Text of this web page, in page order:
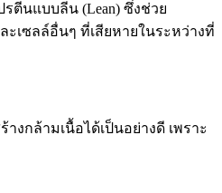
ตีนแบบลีน (Lean) ซึ่งช่วย
ะเซลล์อื่นๆ ที่เสียหายในระหว่างที่
งกล้ามเนื้อได้เป็นอย่างดี เพราะ